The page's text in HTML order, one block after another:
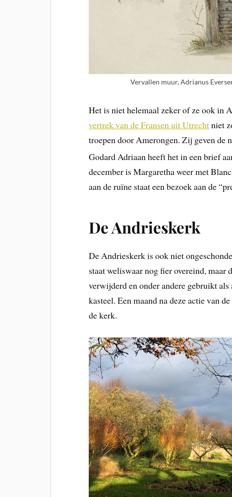
Vervallen muur, Adrianus
Het is niet helemaal zeker of ze ook in
vertrek van de Fransen uit Utrechtniet
troepen door Amerongen. Zij geven de
Godard Adriaan heeft het in een brief
december is Margaretha weer met
aan de ruïne staat een bezoek aan de
De Andrieskerk
De Andrieskerk is ook niet
staat weliswaar nog fier overeind, maar
verwijderd en onder andere gebruikt
kasteel. Een maand na deze actie van
de kerk.